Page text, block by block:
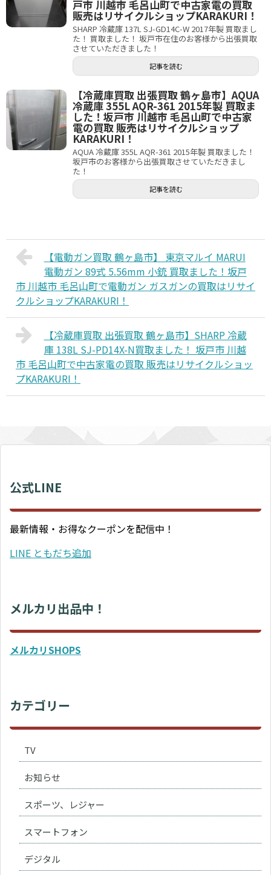
戸市 川越市 毛呂山町で中古家電の買取
販売はリサイクルショップKARAKURI！
SHARP 冷蔵庫 137L SJ-GD14C-W 2017年製 買取まし
た！ 買取ました！ 坂戸市在住のお客様から出張買取
させていただきました！
記事を読む
【冷蔵庫買取 出張買取 鶴ヶ島市】AQUA
冷蔵庫 355L AQR-361 2015年製 買取ま
した！坂戸市 川越市 毛呂山町で中古家
電の買取 販売はリサイクルショップ
KARAKURI！
AQUA 冷蔵庫 355L AQR-361 2015年製 買取ました！
坂戸市のお客様から出張買取させていただきまし
た！
記事を読む
【電動ガン買取 鶴ヶ島市】 東京マルイ MARUI
電動ガン 89式 5.56mm 小銃 買取ました！坂戸
市 川越市 毛呂山町で電動ガン ガスガンの買取はリサイ
クルショップKARAKURI！
【冷蔵庫買取 出張買取 鶴ヶ島市】SHARP 冷蔵
庫 138L SJ-PD14X-N買取ました！ 坂戸市 川越
市 毛呂山町で中古家電の買取 販売はリサイクルショッ
プKARAKURI！
公式LINE
最新情報・お得なクーポンを配信中！
LINE ともだち追加
メルカリ出品中！
メルカリSHOPS
カテゴリー
TV
お知らせ
スポーツ、レジャー
スマートフォン
デジタル